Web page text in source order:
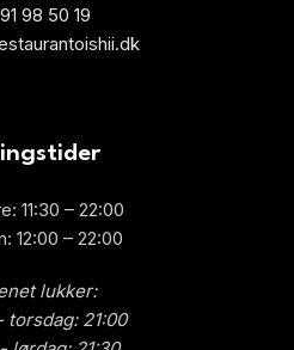
98 50 19
11:30 – 22:00
12:00 – 22:00
lukker:
torsdag: 21:00